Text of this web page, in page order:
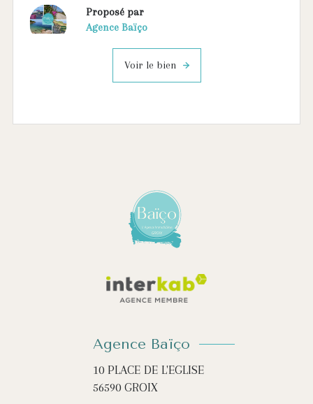
Proposé par
Agence Baïço
Voir le bien
Agence Baïço
10 PLACE DE L'EGLISE
56590 GROIX